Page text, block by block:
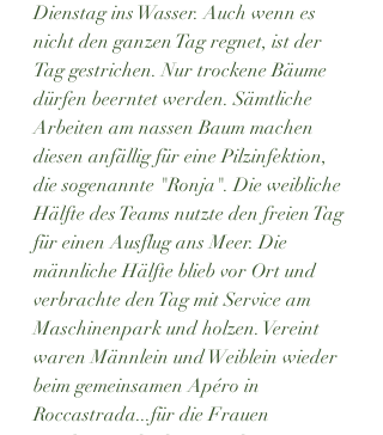
Dienstag ins Wasser. Auch wenn es
nicht den ganzen Tag regnet, ist der
Tag gestrichen. Nur trockene Bäume
dürfen beerntet werden. Sämtliche
Arbeiten am nassen Baum machen
diesen anfällig für eine Pilzinfektion,
die sogenannte "Ronja". Die weibliche
Hälfte des Teams nutzte den freien Tag
für einen Ausflug ans Meer. Die
männliche Hälfte blieb vor Ort und
verbrachte den Tag mit Service am
Maschinenpark und holzen. Vereint
waren Männlein und Weiblein wieder
beim gemeinsamen Apéro in
Roccastrada...für die Frauen